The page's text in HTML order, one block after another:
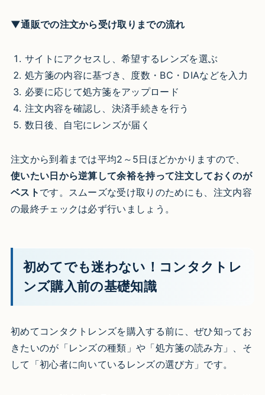
▼通販での注文から受け取りまでの流れ
サイトにアクセスし、希望するレンズを選ぶ
処方箋の内容に基づき、度数・BC・DIAなどを入力
必要に応じて処方箋をアップロード
注文内容を確認し、決済手続きを行う
数日後、自宅にレンズが届く
注文から到着までは平均2～5日ほどかかりますので、
使いたい日から逆算して余裕を持って注文しておくのが
ベスト です。スムーズな受け取りのためにも、注文内容
の最終チェックは必ず行いましょう。
初めてでも迷わない！コンタクトレ
ンズ購入前の基礎知識
初めてコンタクトレンズを購入する前に、ぜひ知ってお
きたいのが「レンズの種類」や「処方箋の読み方」、そ
して「初心者に向いているレンズの選び方」です。